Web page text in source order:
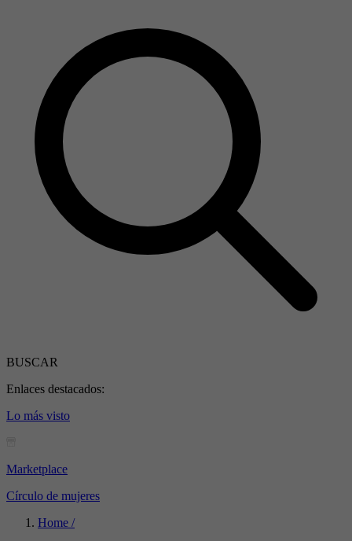
BUSCAR
Enlaces destacados:
Lo más visto
Marketplace
Círculo de mujeres
Home /